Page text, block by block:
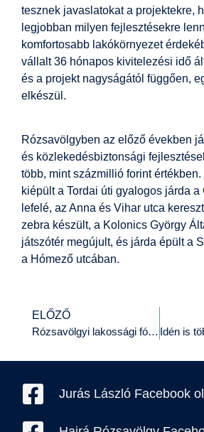
tesznek javaslatokat a projektekre,
legjobban milyen fejlesztésekre
komfortosabb lakókörnyezet
vállalt 36 hónapos kivitelezési idő
és a projekt nagyságától függően,
elkészül.
Rózsavölgyben az előző években
és közlekedésbiztonsági
több, mint százmillió forint
kiépült a Tordai úti gyalogos járda a
lefelé, az Anna és Vihar utca
zebra készült, a Kolonics György
játszótér megújult, és járda épült a
a Hómező utcában.
ELŐZŐ
Rózsavölgyi lakossági fórumot tartunk
Jurás László Facebook